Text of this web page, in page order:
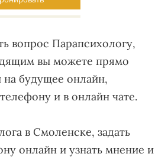
вопрос Парапсихологу,
вы можете прямо
на будущее онлайн,
и в онлайн чате.
в Смоленске, задать
онлайн и узнать мнение и